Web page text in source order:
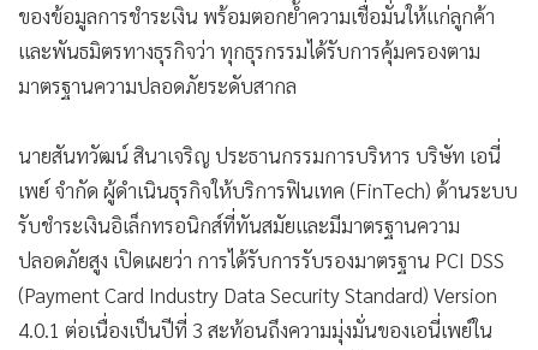
• SMEs
• หุ้น
• อินโดจีน
• Celeb Online
• Factcheck
ญี่ปุ่น
•
• Gotomanager
ของข้อมูลการชำระเงิน พร้อมตอกย้ำความเชื่อมั่นให้แก่ลูกค้า
และพันธมิตรทางธุรกิจว่า ทุกธุรกรรมได้รับการคุ้มครองตาม
มาตรฐานความปลอดภัยระดับสากล
นายสันทวัฒน์ สินาเจริญ ประธานกรรมการบริหาร บริษัท เอนี่
เพย์ จำกัด ผู้ดำเนินธุรกิจให้บริการฟินเทค (FinTech) ด้านระบบ
รับชำระเงินอิเล็กทรอนิกส์ที่ทันสมัยและมีมาตรฐานความ
ปลอดภัยสูง เปิดเผยว่า การได้รับการรับรองมาตรฐาน PCI DSS
(Payment Card Industry Data Security Standard) Version
4.0.1 ต่อเนื่องเป็นปีที่ 3 สะท้อนถึงความมุ่งมั่นของเอนี่เพย์ใน